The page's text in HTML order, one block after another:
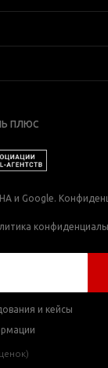
ПЛЮС
и Google.
и кейсы